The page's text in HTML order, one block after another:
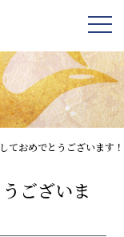
ておめでとうございます！
ございま